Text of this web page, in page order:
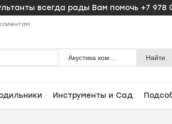
всегда рады Вам помочь +7 978
Найти
Инструменты и Сад